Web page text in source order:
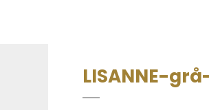
LISANNE-